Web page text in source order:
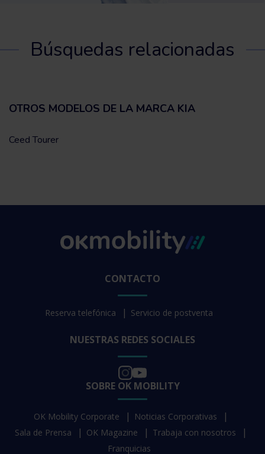
Búsquedas relacionadas
OTROS MODELOS DE LA MARCA KIA
Ceed Tourer
CONTACTO
Reserva telefónica Servicio de postventa
NUESTRAS REDES SOCIALES
SOBRE OK MOBILITY
OK Mobility Corporate
Noticias Corporativas
Sala de Prensa
OK Magazine
Trabaja con nosotros
Franquicias